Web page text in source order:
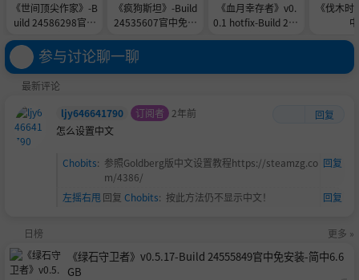
《世间顶尖作家》-B
uild 24586298官中
B
《疯狗斯坦》-Build
24535607官中免安
《血月幸存者》v0.
0.1 hotfix-Build 245
《伐木
参与讨论聊一聊
最新评论
ljy646641790
订阅者 2年前
回复
怎么设置中文
Chobits: 参照Goldberg版中文设置教程https://steamzg.co
m/4386/
回复
左摇右甩 回复 Chobits: 按此方法仍不显示中文！ 回复
日榜 更多 »
《绿石守卫者》v0.5.17-Build 24555849官中免安装-简中6.6
GB